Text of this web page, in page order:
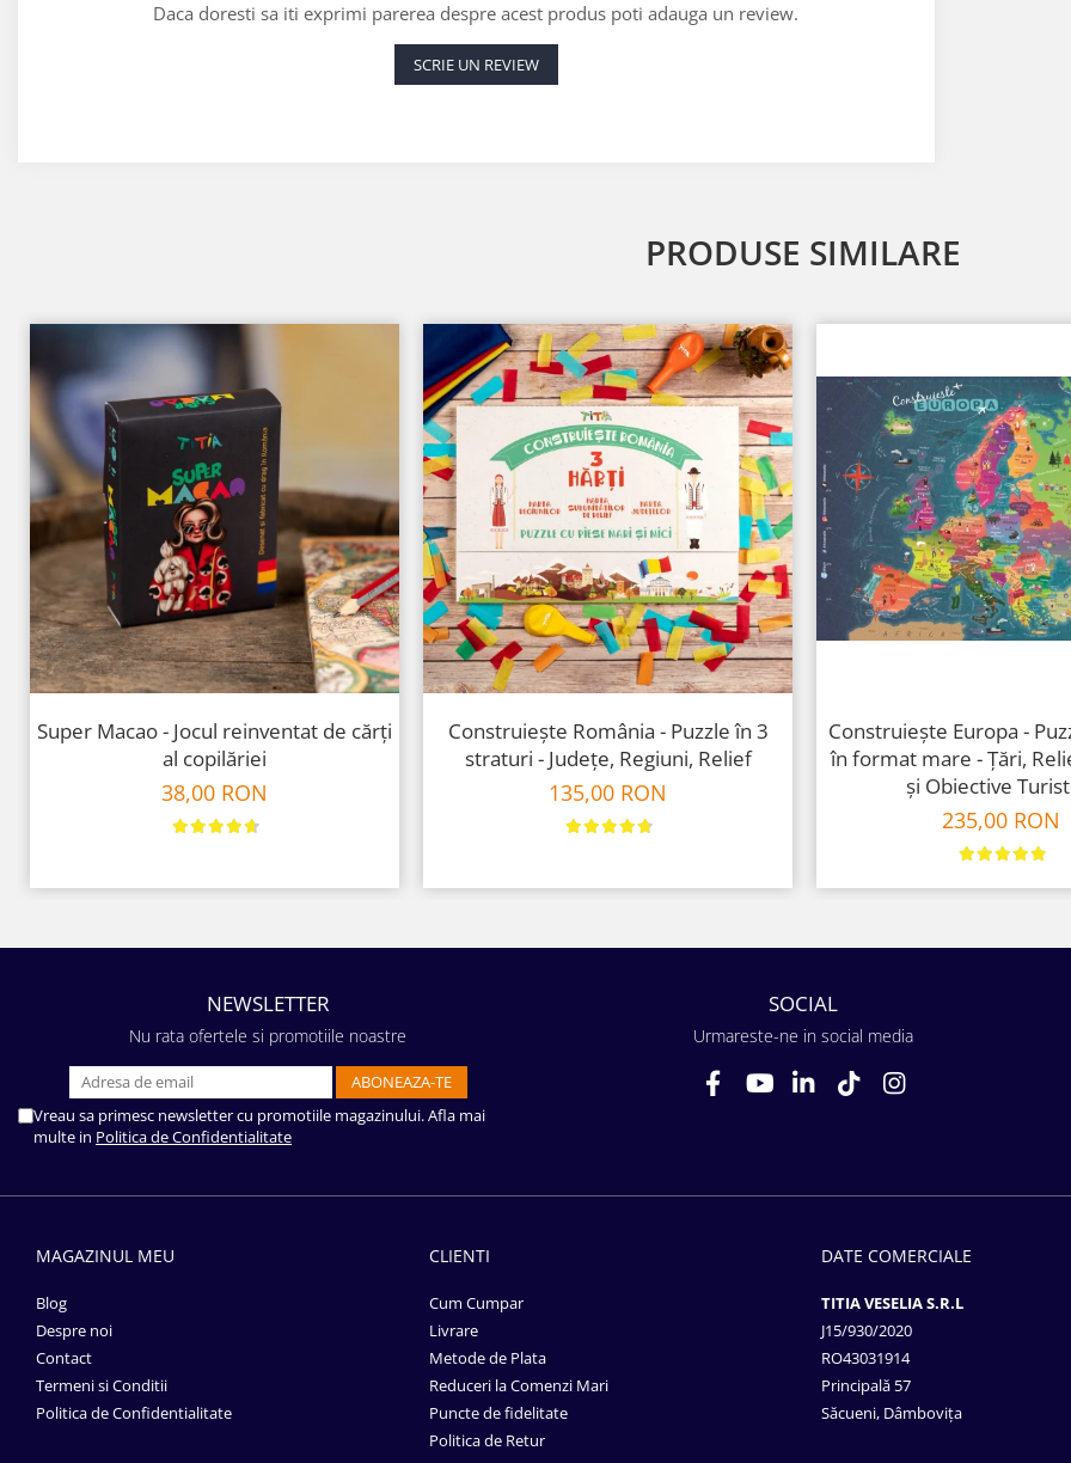
Daca doresti sa iti exprimi parerea despre acest produs poti adauga un review.
SCRIE UN REVIEW
PRODUSE SIMILARE
Super Macao - Jocul reinventat de cărți
al copilăriei
38,00 RON
Construiește România - Puzzle în 3
straturi - Județe, Regiuni, Relief
135,00 RON
Construiește Europa -
în format mare - Țări,
și Obiective
235,00 RON
NEWSLETTER
Nu rata ofertele si promotiile noastre
Vreau sa primesc newsletter cu promotiile magazinului. Afla mai
multe in Politica de Confidentialitate
SOCIAL
Urmareste-ne in social media
MAGAZINUL MEU
Blog
Despre noi
Contact
Termeni si Conditii
Politica de Confidentialitate
CLIENTI
Cum Cumpar
Livrare
Metode de Plata
Reduceri la Comenzi Mari
Puncte de fidelitate
Politica de Retur
DATE COMERCIALE
TITIA VESELIA S.R.L
J15/930/2020
RO43031914
Principală 57
Săcueni, Dâmbovița